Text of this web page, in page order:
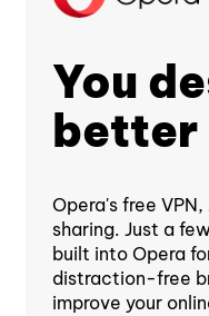
You
better
Opera's free
sharing. Just a
built into Opera
distraction-free
improve your